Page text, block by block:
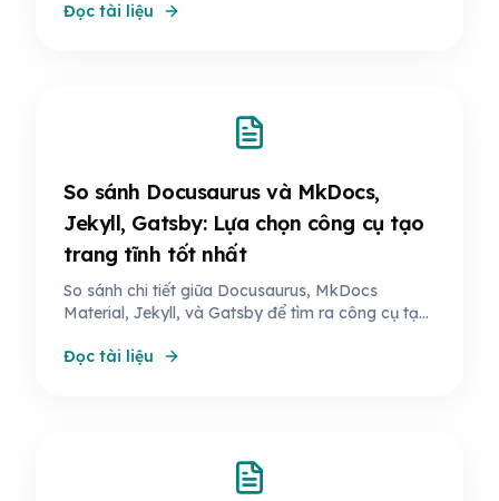
bật và lợi ích của Docusaurus.
Đọc tài liệu
So sánh Docusaurus và MkDocs,
Jekyll, Gatsby: Lựa chọn công cụ tạo
trang tĩnh tốt nhất
So sánh chi tiết giữa Docusaurus, MkDocs
Material, Jekyll, và Gatsby để tìm ra công cụ tạo
Docusaurus nổi bật với tích hợp React, MDX,
Đọc tài liệu